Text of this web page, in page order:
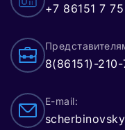
+7 86151 7
8(86151)-
E-mail: